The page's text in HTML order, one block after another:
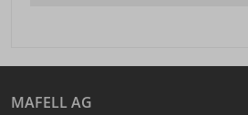
MAFELL AG